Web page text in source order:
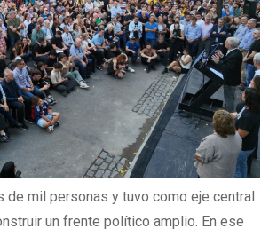
de mil personas y tuvo como eje central
un frente político amplio. En ese